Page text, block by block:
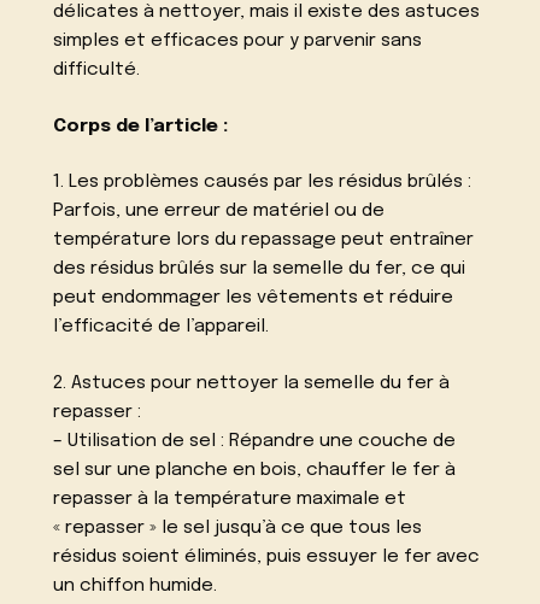
délicates à nettoyer, mais il existe des astuces
simples et efficaces pour y parvenir sans
difficulté.
Corps de l’article :
1. Les problèmes causés par les résidus brûlés :
Parfois, une erreur de matériel ou de
température lors du repassage peut entraîner
des résidus brûlés sur la semelle du fer, ce qui
peut endommager les vêtements et réduire
l’efficacité de l’appareil.
2. Astuces pour nettoyer la semelle du fer à
repasser :
– Utilisation de sel : Répandre une couche de
sel sur une planche en bois, chauffer le fer à
repasser à la température maximale et
« repasser » le sel jusqu’à ce que tous les
résidus soient éliminés, puis essuyer le fer avec
un chiffon humide.